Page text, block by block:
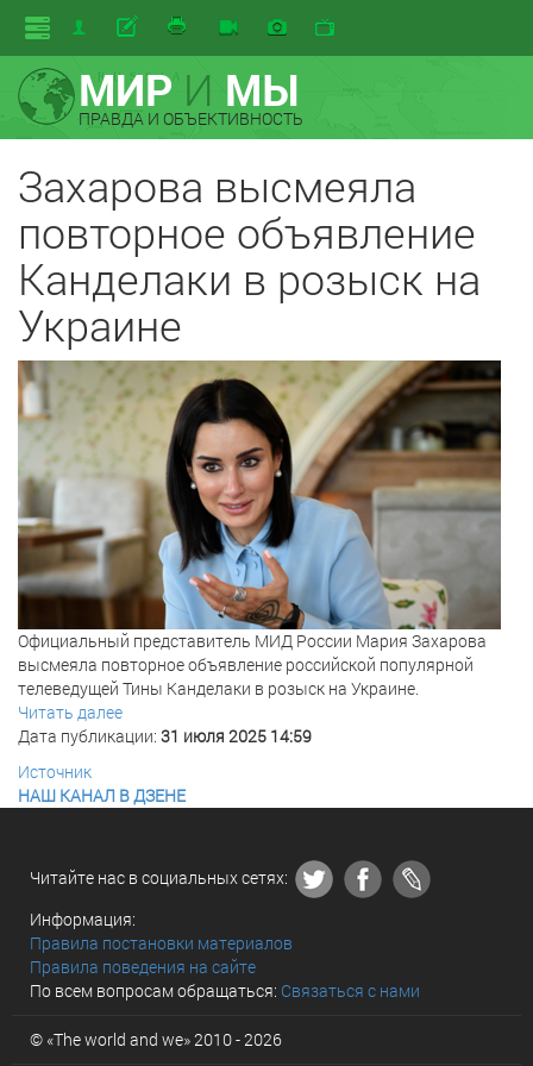
МИРИ МЫ
ПРАВДА И ОБЪЕКТИВНОСТЬ
Захарова высмеяла
повторное объявление
Канделаки в розыск на
Украине
Официальный представитель МИД России Мария Захарова
высмеяла повторное объявление российской популярной
телеведущей Тины Канделаки в розыск на Украине.
Читать далее
Дата публикации: 31 июля 2025 14:59
Источник
НАШ КАНАЛ В ДЗЕНЕ
Читайте нас в социальных сетях:
Информация:
Правила постановки материалов
Правила поведения на сайте
По всем вопросам обращаться: Связаться с нами
© «The world and we» 2010 - 2026